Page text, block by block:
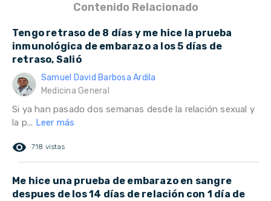
Contenido Relacionado
Tengo retraso de 8 días y me hice la prueba
inmunológica de embarazo a los 5 días de
retraso, Salió
Samuel David Barbosa Ardila
Medicina General
Si ya han pasado dos semanas desde la relación sexual y
la p... Leer más
remove_red_eye 718 vistas
Me hice una prueba de embarazo en sangre
despues de los 14 días de relación con 1 día de